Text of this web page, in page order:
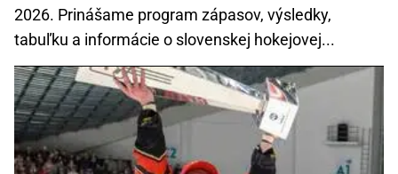
2026. Prinášame program zápasov, výsledky,
tabuľku a informácie o slovenskej hokejovej...